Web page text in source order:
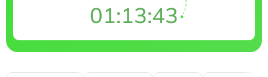
01:13:42